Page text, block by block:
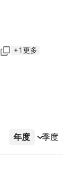
+1更多
年度 季度
更多